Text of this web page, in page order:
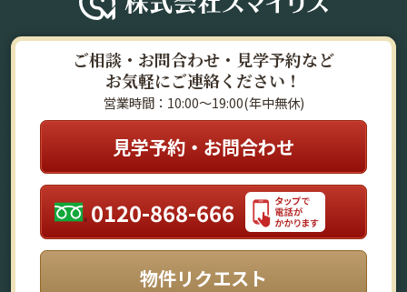
ご相談・お問合わせ・見学予約など
お気軽にご連絡ください！
営業時間：10:00～19:00(年中無休)
見学予約・お問合わせ
0120-868-666
物件リクエスト